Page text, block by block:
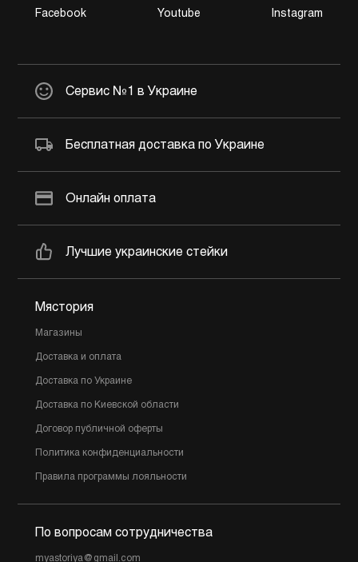
Facebook Youtube Instagram
Сервис №1 в Украине
Бесплатная доставка по Украине
Онлайн оплата
Лучшие украинские стейки
Мястория
Магазины
Доставка и оплата
Доставка по Украине
Доставка по Киевской области
Договор публичной оферты
Политика конфиденциальности
Правила программы лояльности
По вопросам сотрудничества
myastoriya@gmail.com